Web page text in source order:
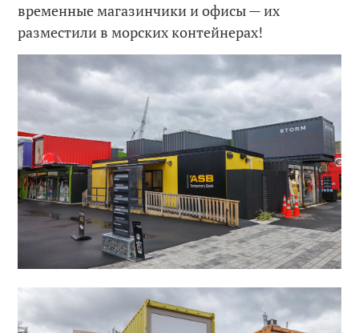
временные магазинчики и офисы — их
разместили в морских контейнерах!